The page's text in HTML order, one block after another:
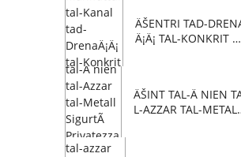
ÄŠENTRI TAD-
Ä¡Ä¡ TAL-KONKRIT P
ÄŠINT TAL-Ä NIEN
L-AZZAR TAL-METAL